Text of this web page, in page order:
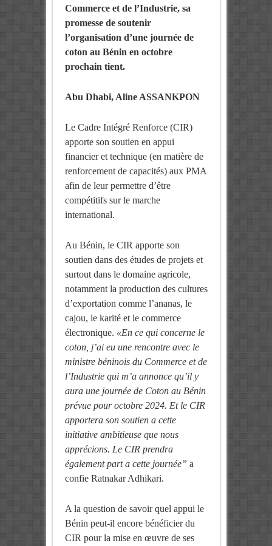
Commerce et de l’Industrie, sa
promesse de soutenir
l’organisation d’une journée de
coton au Bénin en octobre
prochain tient.
Abu Dhabi, Aline ASSANKPON
Le Cadre Intégré Renforce (CIR)
apporte son soutien en appui
financier et technique (en matière de
renforcement de capacités) aux PMA
afin de leur permettre d’être
compétitifs sur le marche
international.
Au Bénin, le CIR apporte son
soutien dans des études de projets et
surtout dans le domaine agricole,
notamment la production des cultures
d’exportation comme l’ananas, le
cajou, le karité et le commerce
électronique. «En ce qui concerne le
coton, j’ai eu une rencontre avec le
ministre béninois du Commerce et de
l’Industrie qui m’a annonce qu’il y
aura une journée de Coton au Bénin
prévue pour octobre 2024. Et le CIR
apportera son soutien a cette
initiative ambitieuse que nous
apprécions. Le CIR prendra
également part a cette journée” a
confie Ratnakar Adhikari.
A la question de savoir quel appui le
Bénin peut-il encore bénéficier du
CIR pour la mise en œuvre de ses